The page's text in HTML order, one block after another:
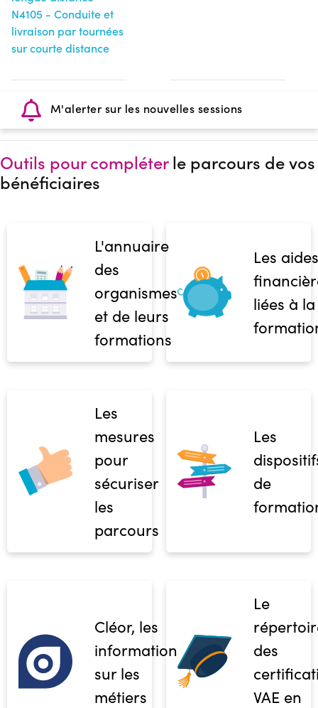
N4105 - Conduite et
livraison par tournées
sur courte distance
M'alerter sur les nouvelles sessions
Outils pour compléterle parcours de vos
bénéficiaires
L'annuaire
des
organismes
et de leurs
formations
Les aides
liées à la
Les
mesures
pour
sécuriser
les
parcours
Les
de
Cléor, les
informations
sur les
métiers
Le
des
VAE en